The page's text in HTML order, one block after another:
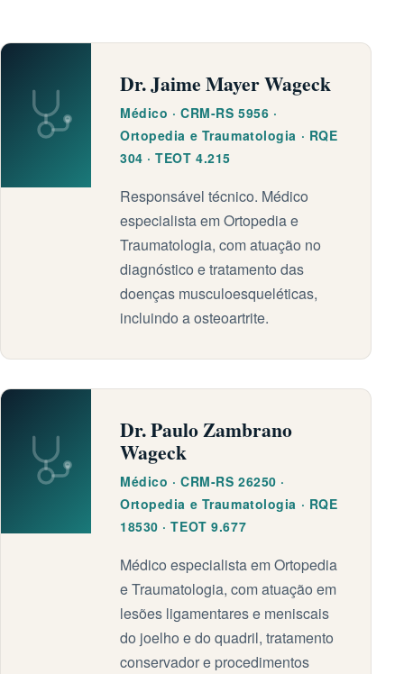
Dr. Jaime Mayer Wageck
Médico · CRM-RS 5956 ·
Ortopedia e Traumatologia · RQE
304 · TEOT 4.215
Responsável técnico. Médico
especialista em Ortopedia e
Traumatologia, com atuação no
diagnóstico e tratamento das
doenças musculoesqueléticas,
incluindo a osteoartrite.
Dr. Paulo Zambrano
Wageck
Médico · CRM-RS 26250 ·
Ortopedia e Traumatologia · RQE
18530 · TEOT 9.677
Médico especialista em Ortopedia
e Traumatologia, com atuação em
lesões ligamentares e meniscais
do joelho e do quadril, tratamento
conservador e procedimentos